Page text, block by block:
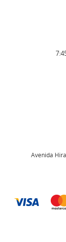
Avenida